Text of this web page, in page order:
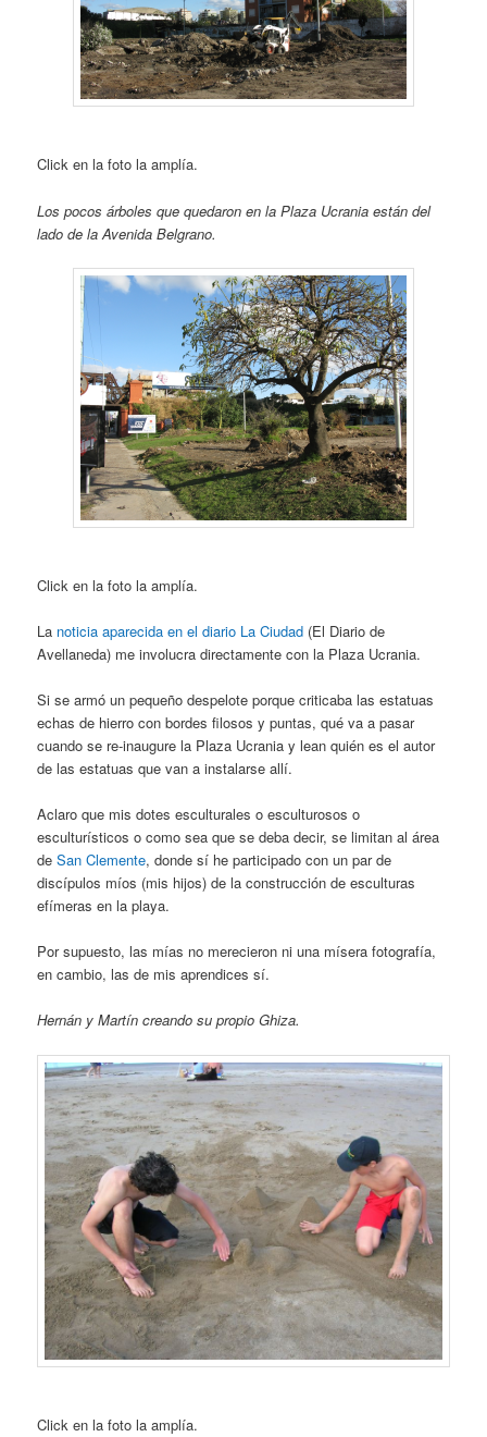
Click en la foto la amplía.
Los pocos árboles que quedaron en la Plaza Ucrania están del
lado de la Avenida Belgrano.
Click en la foto la amplía.
La noticia aparecida en el diario La Ciudad (El Diario de
Avellaneda) me involucra directamente con la Plaza Ucrania.
Si se armó un pequeño despelote porque criticaba las estatuas
echas de hierro con bordes filosos y puntas, qué va a pasar
cuando se re-inaugure la Plaza Ucrania y lean quién es el autor
de las estatuas que van a instalarse allí.
Aclaro que mis dotes esculturales o esculturosos o
esculturísticos o como sea que se deba decir, se limitan al área
deSan Clemente, donde sí he participado con un par de
discípulos míos (mis hijos) de la construcción de esculturas
efímeras en la playa.
Por supuesto, las mías no merecieron ni una mísera fotografía,
en cambio, las de mis aprendices sí.
Hernán y Martín creando su propio Ghiza.
Click en la foto la amplía.